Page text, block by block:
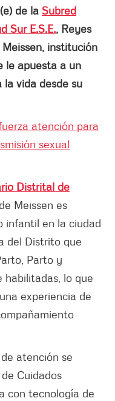
de la Subred
Sur E.S.E., Reyes
institución
le apuesta a un
la vida desde su
atención para
sexual
Distrital de
Meissen es
infantil en la ciudad
del Distrito que
Parto y
habilitadas, lo que
experiencia de
atención se
Cuidados
con tecnología de